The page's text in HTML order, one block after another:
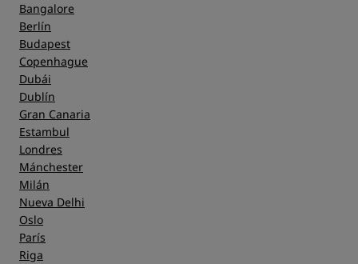
Bangalore
Berlín
Budapest
Copenhague
Dubái
Dublín
Gran Canaria
Estambul
Londres
Mánchester
Milán
Nueva Delhi
Oslo
París
Riga